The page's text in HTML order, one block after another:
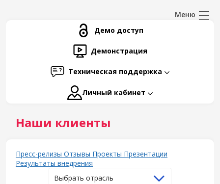
Демо доступ
Демонстрация
Техническая поддержка
Личный кабинет
Наши клиенты
Пресс-релизы Отзывы Проекты Презентации
Результаты внедрения
Выбрать отрасль